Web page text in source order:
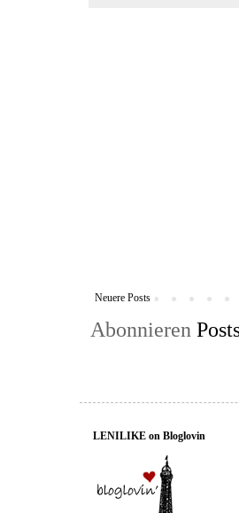
Neuere Posts
Abonnieren
LENILIKE on Bloglovin